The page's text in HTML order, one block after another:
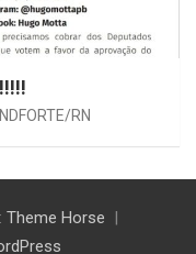
RN
Theme Horse